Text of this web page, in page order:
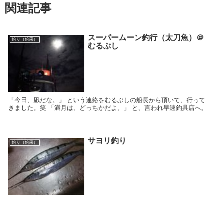
関連記事
釣り（釣果）
スーパームーン釣行（太刀魚）＠
むるぶし
「今日、凪だな。」 という連絡をむるぶしの船長から頂いて、行って
きました。笑 「満月は、どっちかだよ。」 と、言われ早速釣具店へ。
釣り（釣果） サヨリ釣り